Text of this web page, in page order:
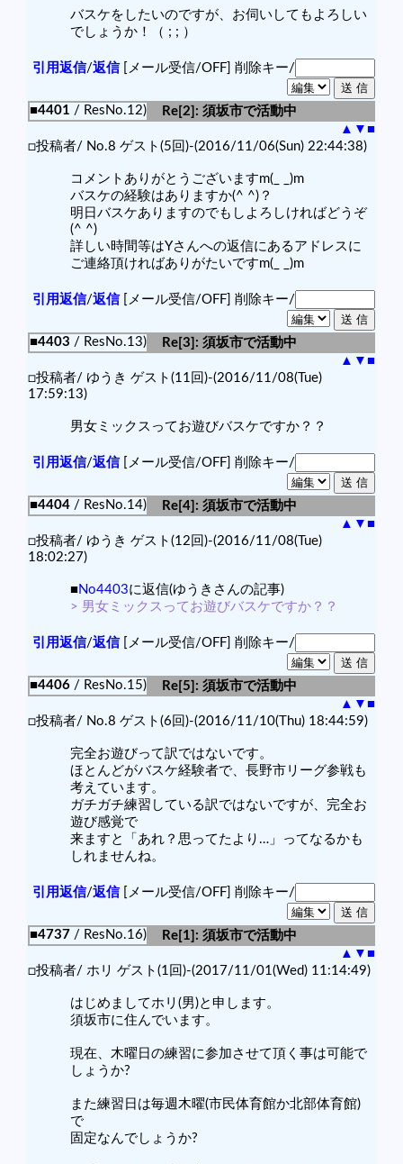
バスケをしたいのですが、お伺いしてもよろしい
でしょうか！（ ; ; ）
引用返信/返信[メール受信/OFF] 削除キー/
■4401 / ResNo.12)
Re[2]: 須坂市で活動中
▲ ▼ ■
□投稿者/ No.8 ゲスト(5回)-(2016/11/06(Sun) 22:44:38)
コメントありがとうございますm(_ _)m
バスケの経験はありますか(^ ^)？
明日バスケありますのでもしよろしければどうぞ
(^ ^)
詳しい時間等はYさんへの返信にあるアドレスに
ご連絡頂ければありがたいですm(_ _)m
引用返信/返信[メール受信/OFF] 削除キー/
■4403 / ResNo.13)
Re[3]: 須坂市で活動中
▲ ▼ ■
□投稿者/ ゆうき ゲスト(11回)-(2016/11/08(Tue)
17:59:13)
男女ミックスってお遊びバスケですか？？
引用返信/返信[メール受信/OFF] 削除キー/
■4404 / ResNo.14)
Re[4]: 須坂市で活動中
▲ ▼ ■
□投稿者/ ゆうき ゲスト(12回)-(2016/11/08(Tue)
18:02:27)
■No4403に返信(ゆうきさんの記事)
> 男女ミックスってお遊びバスケですか？？
引用返信/返信[メール受信/OFF] 削除キー/
■4406 / ResNo.15)
Re[5]: 須坂市で活動中
▲ ▼ ■
□投稿者/ No.8 ゲスト(6回)-(2016/11/10(Thu) 18:44:59)
完全お遊びって訳ではないです。
ほとんどがバスケ経験者で、長野市リーグ参戦も
考えています。
ガチガチ練習している訳ではないですが、完全お
遊び感覚で
来ますと「あれ？思ってたより…」ってなるかも
しれませんね。
引用返信/返信[メール受信/OFF] 削除キー/
■4737 / ResNo.16)
Re[1]: 須坂市で活動中
▲ ▼ ■
□投稿者/ ホリ ゲスト(1回)-(2017/11/01(Wed) 11:14:49)
はじめましてホリ(男)と申します。
須坂市に住んでいます。
現在、木曜日の練習に参加させて頂く事は可能で
しょうか?
また練習日は毎週木曜(市民体育館か北部体育館)
で
固定なんでしょうか?